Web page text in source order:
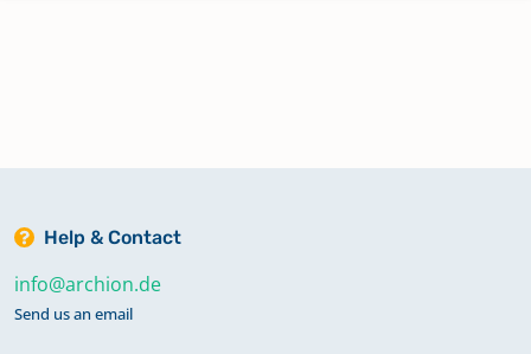
Kommunikanten 1877 - 1899
Kommunikanten 1899 - 1911
Keine verfügbaren Digitalisate
Help & Contact
info@archion.de
Send us an email